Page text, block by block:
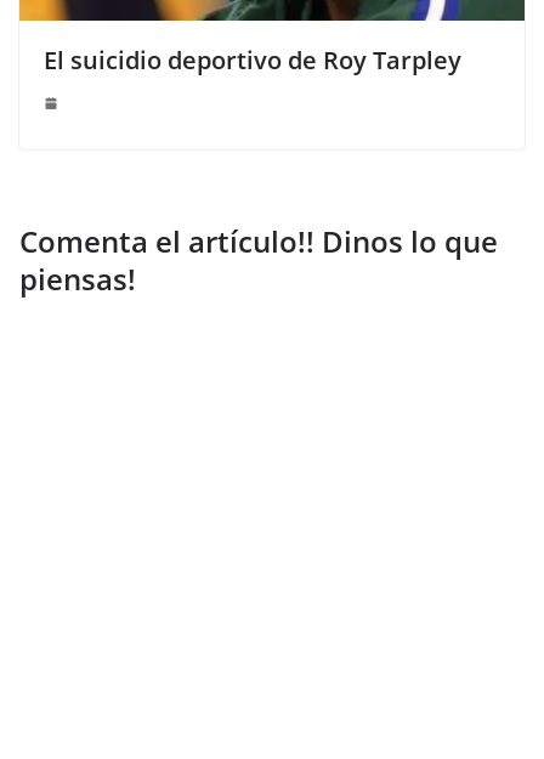
El suicidio deportivo de Roy Tarpley
Comenta el artículo!! Dinos lo que
piensas!